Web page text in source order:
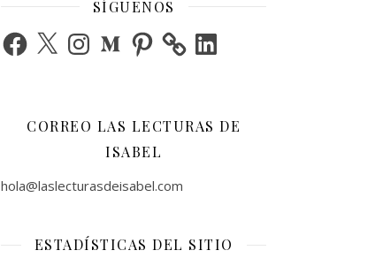
SÍGUENOS
Facebook
X InstagramMediumPinterest LinkedIn
CORREO LAS LECTURAS DE
ISABEL
hola@laslecturasdeisabel.com
ESTADÍSTICAS DEL SITIO